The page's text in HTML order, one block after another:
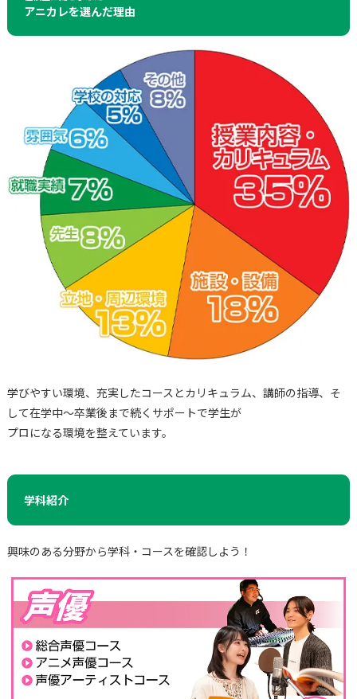
アニカレを選んだ理由
学びやすい環境、充実したコースとカリキュラム、講師の指導、そ
して在学中～卒業後まで続くサポートで学生が
プロになる環境を整えています。
学科紹介
興味のある分野から学科・コースを確認しよう！